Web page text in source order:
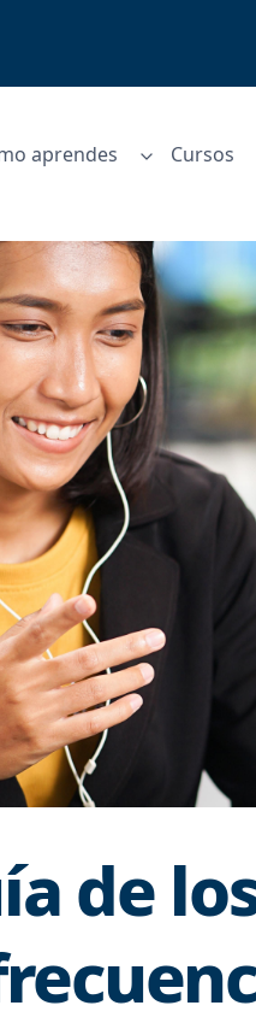
aprendes Cursos
de